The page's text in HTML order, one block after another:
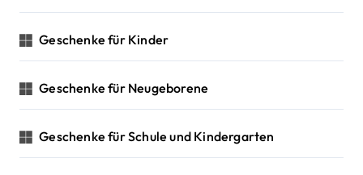
Geschenke für Kinder
Geschenke für Neugeborene
Geschenke für Schule und Kindergarten